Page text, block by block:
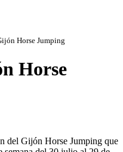
Horse Jumping
Horse
del Gijón Horse Jumping que